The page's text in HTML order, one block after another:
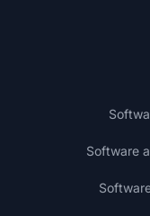
Software